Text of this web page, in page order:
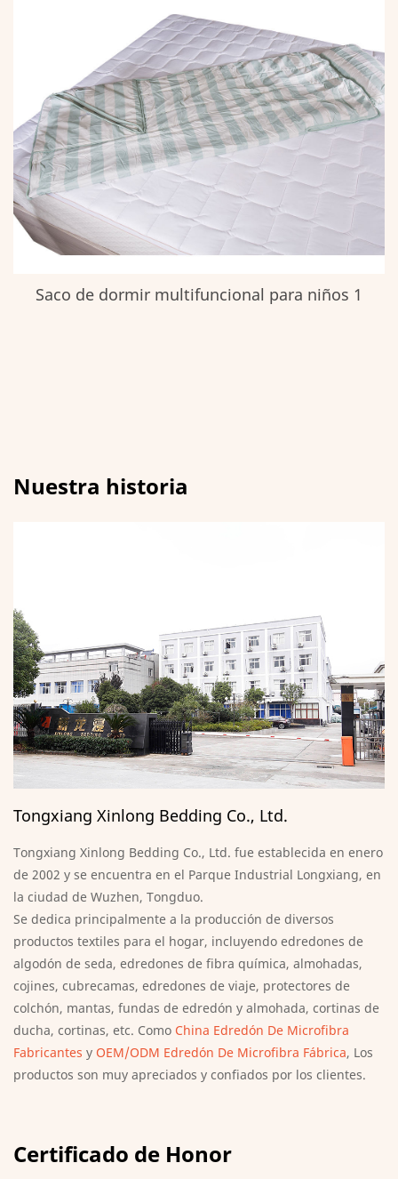
Saco de dormir multifuncional para niños 1
Nuestra historia
Tongxiang Xinlong Bedding Co., Ltd.
Tongxiang Xinlong Bedding Co., Ltd. fue establecida en enero
de 2002 y se encuentra en el Parque Industrial Longxiang, en
la ciudad de Wuzhen, Tongduo.
Se dedica principalmente a la producción de diversos
productos textiles para el hogar, incluyendo edredones de
algodón de seda, edredones de fibra química, almohadas,
cojines, cubrecamas, edredones de viaje, protectores de
colchón, mantas, fundas de edredón y almohada, cortinas de
ducha, cortinas, etc. Como China Edredón De Microfibra
Fabricantes y OEM/ODM Edredón De Microfibra Fábrica, Los
productos son muy apreciados y confiados por los clientes.
Certificado de Honor